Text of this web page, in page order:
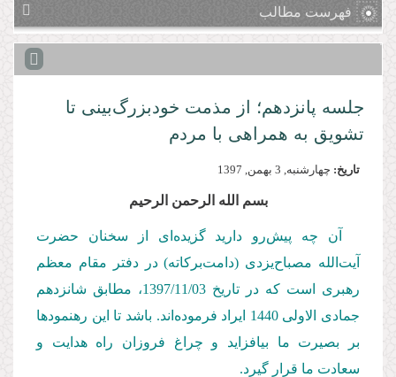
فهرست مطالب
جلسه پانزدهم؛ از مذمت خودبزرگ‌بینی تا
تشویق به همراهی با مردم
تاریخ: چهارشنبه, 3 بهمن, 1397
بسم الله الرحمن الرحیم
آن چه پیش‌رو دارید گزیده‌ای از سخنان حضرت
آیت‌الله مصباح‌یزدی (دامت‌بركاته) در دفتر مقام معظم
رهبری است كه در تاریخ 1397/11/03، مطابق شانزدهم
جمادی الاولی 1440 ایراد فرموده‌اند. باشد تا این رهنمودها
بر بصیرت ما بیافزاید و چراغ فروزان راه هدایت و
سعادت ما قرار گیرد.